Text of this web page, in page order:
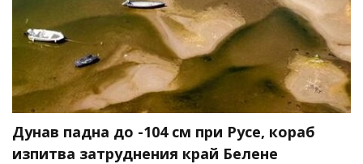
Дунав падна до -104 см при Русе, кораб
изпитва затруднения край Белене